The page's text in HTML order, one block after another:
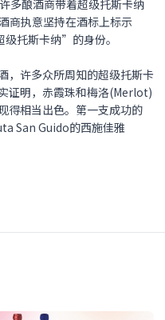
多酿酒商带着超级托斯卡纳
商执意坚持在酒标上标示
级托斯卡纳” 的身份。
，许多众所周知的超级托斯卡
证明，赤霞珠和梅洛(Merlot)
得相当出色。第一支成功的
San Guido的西施佳雅